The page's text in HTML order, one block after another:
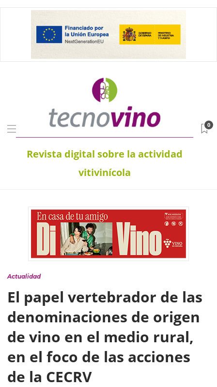
Revista digital sobre la actividad
vitivinícola
0
Actualidad
El papel vertebrador de las
denominaciones de origen
de vino en el medio rural,
en el foco de las acciones
de la CECRV